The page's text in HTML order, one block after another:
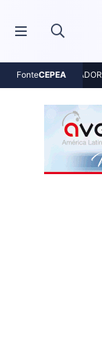
FonteCEPEA
MILHO - INDICADOR